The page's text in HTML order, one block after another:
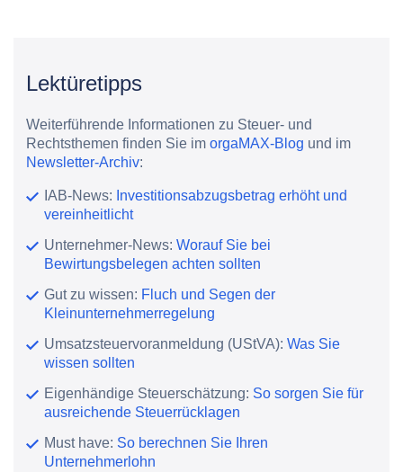
Lektüretipps
Weiterführende Informationen zu Steuer- und
Rechtsthemen finden Sie im orgaMAX-Blog und im
Newsletter-Archiv:
IAB-News: Investitionsabzugsbetrag erhöht und
vereinheitlicht
Unternehmer-News: Worauf Sie bei
Bewirtungsbelegen achten sollten
Gut zu wissen: Fluch und Segen der
Kleinunternehmerregelung
Umsatzsteuervoranmeldung (UStVA): Was Sie
wissen sollten
Eigenhändige Steuerschätzung: So sorgen Sie für
ausreichende Steuerrücklagen
Must have: So berechnen Sie Ihren
Unternehmerlohn